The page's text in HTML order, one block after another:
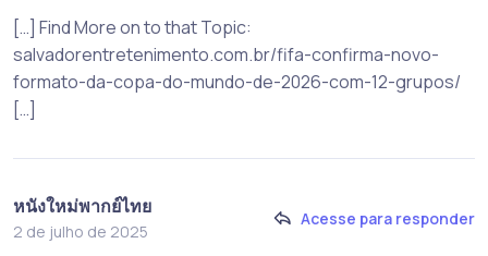
[…] Find More on to that Topic:
salvadorentretenimento.com.br/fifa-confirma-novo-
formato-da-copa-do-mundo-de-2026-com-12-grupos/
[…]
หนังใหม่พากย์ไทย
2 de julho de 2025
Acesse para responder